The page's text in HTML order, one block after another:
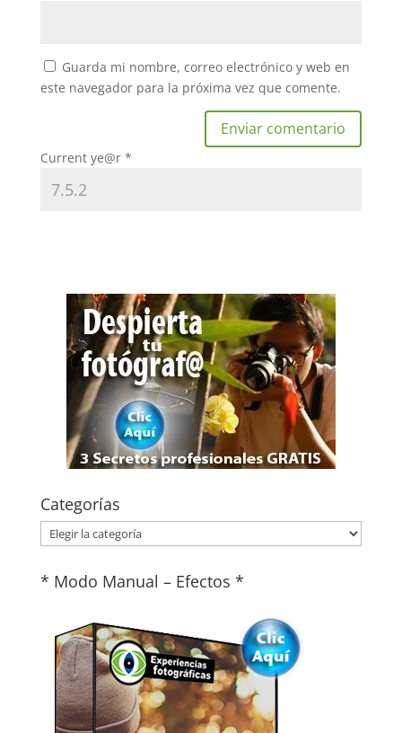
Guarda mi nombre, correo electrónico y web en
este navegador para la próxima vez que comente.
Current ye@r *
Categorías
Categorías
* Modo Manual – Efectos *